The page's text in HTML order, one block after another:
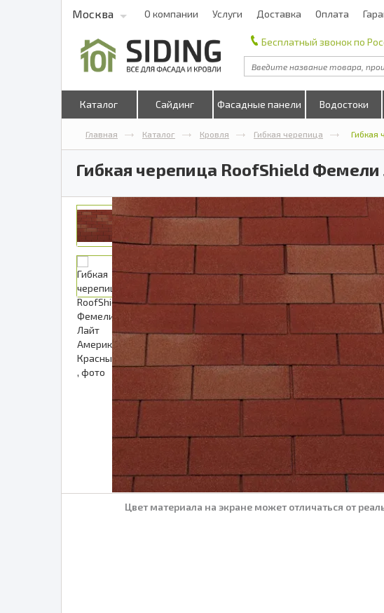
Москва О компании Услуги Доставка Оплата
Бесплатный звонок по
Каталог Сайдинг Фасадные панели Водостоки
Главная Каталог Кровля Гибкая черепица Гибкая
Гибкая черепица RoofShield
Цвет материала на экране может отличаться от